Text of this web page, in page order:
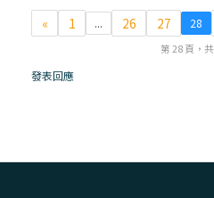
(3)黃敏正主教
念」，吃苦如吃
« 1 ... 26 27 28
第 28 頁，
發表回應